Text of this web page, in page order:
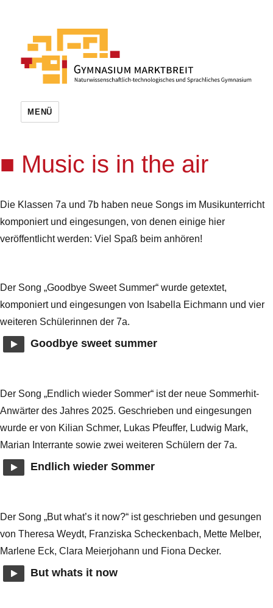
MENÜ
Music is in the air
Die Klassen 7a und 7b haben neue Songs im Musikunterricht
komponiert und eingesungen, von denen einige hier
veröffentlicht werden: Viel Spaß beim anhören!
Der Song „Goodbye Sweet Summer“ wurde getextet,
komponiert und eingesungen von Isabella Eichmann und vier
weiteren Schülerinnen der 7a.
Goodbye sweet summer
Der Song „Endlich wieder Sommer“ ist der neue Sommerhit-
Anwärter des Jahres 2025. Geschrieben und eingesungen
wurde er von Kilian Schmer, Lukas Pfeuffer, Ludwig Mark,
Marian Interrante sowie zwei weiteren Schülern der 7a.
Endlich wieder Sommer
Der Song „But what’s it now?“ ist geschrieben und gesungen
von Theresa Weydt, Franziska Scheckenbach, Mette Melber,
Marlene Eck, Clara Meierjohann und Fiona Decker.
But whats it now